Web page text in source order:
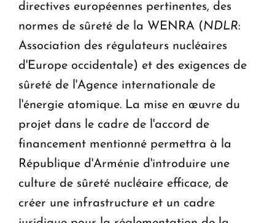
directives européennes pertinentes, des
normes de sûreté de la WENRA (NDLR:
Association des régulateurs nucléaires
d'Europe occidentale) et des exigences de
sûreté de l'Agence internationale de
l'énergie atomique. La mise en œuvre du
projet dans le cadre de l'accord de
financement mentionné permettra à la
République d'Arménie d'introduire une
culture de sûreté nucléaire efficace, de
créer une infrastructure et un cadre